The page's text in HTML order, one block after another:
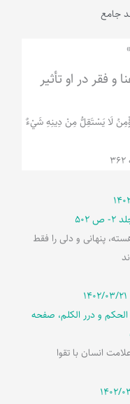
جامع
فقر در او تأثیر
لَا يَسْتَقِلُّ مِنْ دِينِهِ شَيْ‌ءٌ
۲۸
502
پنهانی و دلی را فقط
۱۴۰۲/۰۳/۲۱
و درر الکلم، صفحه
انسان با تقوا
۰۳/۲۱